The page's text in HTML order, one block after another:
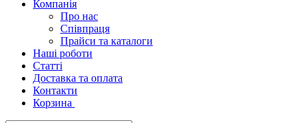
Компанія
Про нас
Співпраця
Прайси та каталоги
Наші роботи
Статті
Доставка та оплата
Контакти
Корзина